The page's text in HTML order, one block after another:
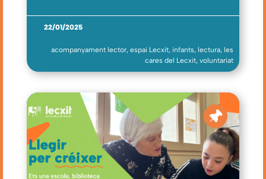
22/01/2025
acompanyament lector, espai Lecxit, infants, lectura, les
cares del Lecxit, voluntariat